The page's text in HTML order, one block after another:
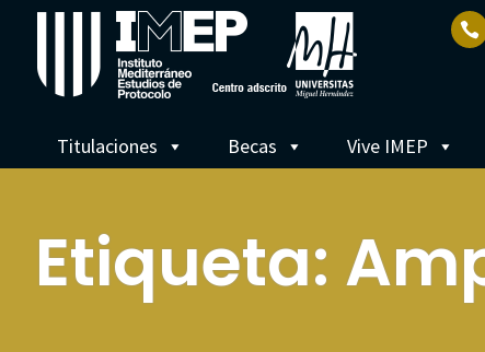
Titulaciones Becas Vive IMEP
Etiqueta: